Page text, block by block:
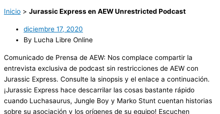
Inicio > Jurassic Express en AEW Unrestricted Podcast
diciembre 17, 2020
By Lucha Libre Online
Comunicado de Prensa de AEW: Nos complace compartir la
entrevista exclusiva de podcast sin restricciones de AEW con
Jurassic Express. Consulte la sinopsis y el enlace a continuación.
¡Jurassic Express hace descarrilar las cosas bastante rápido
cuando Luchasaurus, Jungle Boy y Marko Stunt cuentan historias
sobre su asociación y los orígenes de su equipo! Escuchen